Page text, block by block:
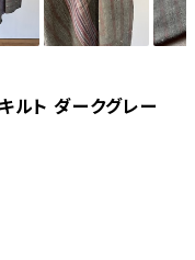
ト ダークグレー